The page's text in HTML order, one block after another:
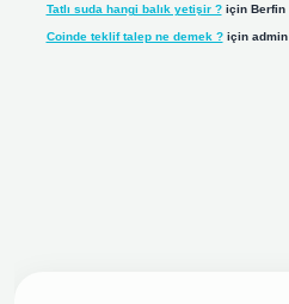
Tatlı suda hangi balık yetişir ?için Berfin
Coinde teklif talep ne demek ?için admin